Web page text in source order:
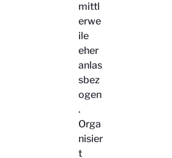
mittl
erwe
ile
eher
anlas
sbez
ogen
.
Orga
nisier
t